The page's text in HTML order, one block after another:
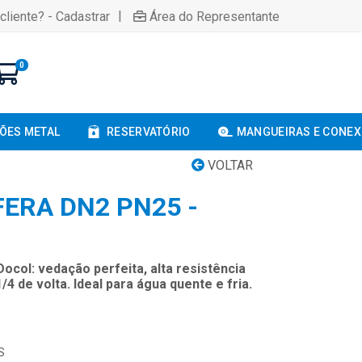
- Cadastrar | Área do Representante
0
METAL RESERVATÓRIO MANGUEIRAS E
VOLTAR
DN2 PN25 -
vedação perfeita, alta resistência
de volta. Ideal para água quente e fria.